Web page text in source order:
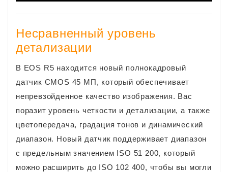
Несравненный уровень
детализации
В EOS R5 находится новый полнокадровый
датчик CMOS 45 МП, который обеспечивает
непревзойденное качество изображения. Вас
поразит уровень четкости и детализации, а также
цветопередача, градация тонов и динамический
диапазон. Новый датчик поддерживает диапазон
с предельным значением ISO 51 200, который
можно расширить до ISO 102 400, чтобы вы могли